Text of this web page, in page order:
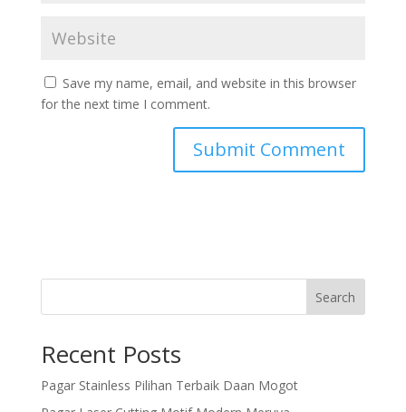
Save my name, email, and website in this browser
for the next time I comment.
Search
Recent Posts
Pagar Stainless Pilihan Terbaik Daan Mogot